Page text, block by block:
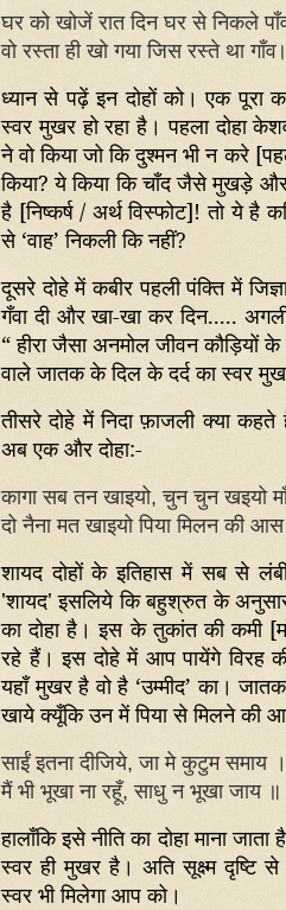
घर को खोजें रात दिन घर से निकले
वो रस्ता ही खो गया जिस रस्ते था
ध्यान से पढ़ें इन दोहों को। एक पूरा
स्वर मुखर हो रहा है। पहला दोहा
ने वो किया जो कि दुश्मन भी न करे
किया? ये किया कि चाँद जैसे मुखड़े और
है [निष्कर्ष / अर्थ विस्फोट]! तो ये
से ‘वाह’ निकली कि नहीं?
दूसरे दोहे में कबीर पहली पंक्ति में
गँवा दी और खा-खा कर दिन.....
“ हीरा जैसा अनमोल जीवन
वाले जातक के दिल के दर्द का स्वर
तीसरे दोहे में निदा फ़ाजली क्या
अब एक और दोहा:-
कागा सब तन खाइयो,चुन चुन खइयो
दो नैना मत खाइयो पिया मिलन की आस
शायद दोहों के इतिहास में सब से
'शायद' इसलिये कि बहुश्रुत के अनुसार
का दोहा है। इस के तुकांत की कमी
रहे हैं। इस दोहे में आप पायेंगे विरह
यहाँ मुखर है वो है ‘उम्मीद’ का। जातक
खाये क्यूँकि उन में पिया से मिलने की
साईं इतना दीजिये,जा मे कुटुम समाय ।
मैं भी भूखानारहूँ,साधु न भूखा जाय
हालाँकि इसे नीति का दोहा माना
स्वर ही मुखर है। अति सूक्ष्म दृष्टि
स्वर भी मिलेगा आप को।